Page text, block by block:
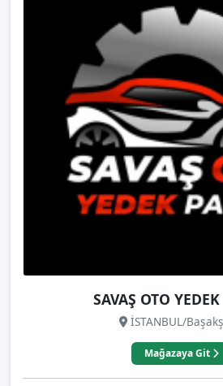
SAVAŞ OTO
İSTANBUL/
Mağazaya Git